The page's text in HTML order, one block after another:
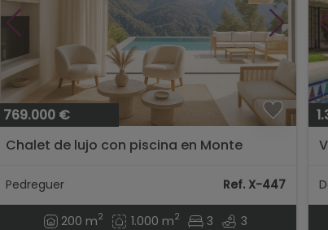
769.000 €
Chalet de lujo con piscina en Monte
Pedreguer Ref. X-447
200 m2 1.000 m2 3 3